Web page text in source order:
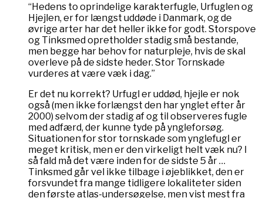
“Hedens to oprindelige karakterfugle, Urfuglen og
Hjejlen, er for længst uddøde i Danmark, og de
øvrige arter har det heller ikke for godt. Storspove
og Tinksmed opretholder stadig små bestande,
men begge har behov for naturpleje, hvis de skal
overleve på de sidste heder. Stor Tornskade
vurderes at være væk i dag.”
Er det nu korrekt? Urfugl er uddød, hjejle er nok
også (men ikke forlængst den har ynglet efter år
2000) selvom der stadig af og til observeres fugle
med adfærd, der kunne tyde på yngleforsøg.
Situationen for stor tornskade som ynglefugl er
meget kritisk, men er den virkeligt helt væk nu? I
så fald må det være inden for de sidste 5 år …
Tinksmed går vel ikke tilbage i øjeblikket, den er
forsvundet fra mange tidligere lokaliteter siden
den første atlas-undersøgelse, men vist mest fra